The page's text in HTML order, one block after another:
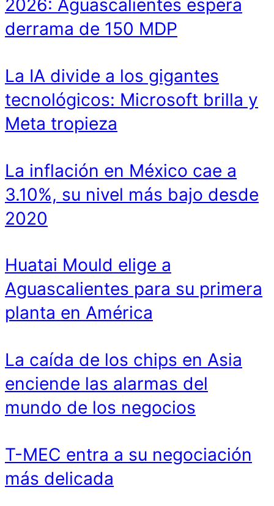
2026: Aguascalientes espera
derrama de 150 MDP
La IA divide a los gigantes
tecnológicos: Microsoft brilla y
Meta tropieza
La inflación en México cae a
3.10%, su nivel más bajo desde
2020
Huatai Mould elige a
Aguascalientes para su primera
planta en América
La caída de los chips en Asia
enciende las alarmas del
mundo de los negocios
T-MEC entra a su negociación
más delicada